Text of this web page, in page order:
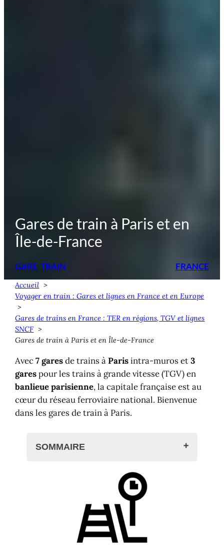
Gares de train à Paris et en
Île-de-France
GARE TRAIN FRANCE
Accueil
Voyager en train : Gares et lignes en France et en Europe
Gares de trains en France : TER en régions, TGV et lignes
SNCF
Gares de train à Paris et en Île-de-France
Avec7 garesde trains àParisintra-muros et3
garespour les trains à grande vitesse (TGV) en
banlieueparisienne, la capitale française est au
cœur du réseau ferroviaire national. Bienvenue
dans les gares de train à Paris.
SOMMAIRE
Gares de train à Paris ?
Réservation de vos billets
Carte des gares à Paris et en île-
de-France
Carte des dessertes par région
Louer une voiture ?